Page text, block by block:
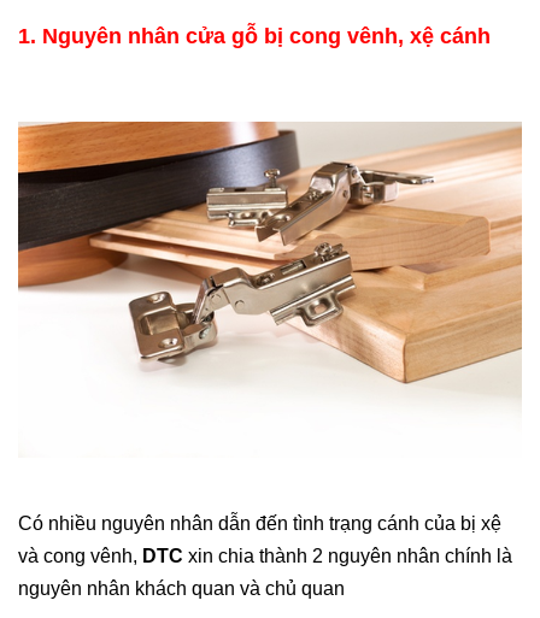
1. Nguyên nhân cửa gỗ bị cong vênh, xệ cánh
Có nhiều nguyên nhân dẫn đến tình trạng cánh của bị xệ
và cong vênh, DTC xin chia thành 2 nguyên nhân chính là
nguyên nhân khách quan và chủ quan